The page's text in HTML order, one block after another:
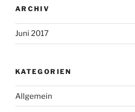
ARCHIV
Juni 2017
KATEGORIEN
Allgemein